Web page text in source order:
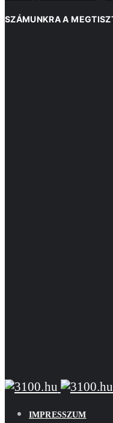
SZÁMUNKRA A
IMPRESSZUM